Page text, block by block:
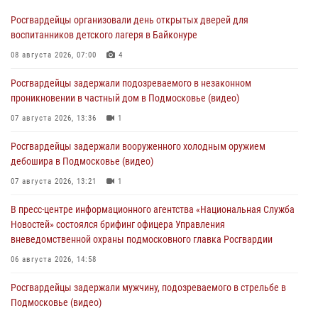
Росгвардейцы организовали день открытых дверей для
воспитанников детского лагеря в Байконуре
08 августа 2026, 07:00 4
Росгвардейцы задержали подозреваемого в незаконном
проникновении в частный дом в Подмосковье (видео)
07 августа 2026, 13:36 1
Росгвардейцы задержали вооруженного холодным оружием
дебошира в Подмосковье (видео)
07 августа 2026, 13:21 1
В пресс-центре информационного агентства «Национальная Служба
Новостей» состоялся брифинг офицера Управления
вневедомственной охраны подмосковного главка Росгвардии
06 августа 2026, 14:58
Росгвардейцы задержали мужчину, подозреваемого в стрельбе в
Подмосковье (видео)